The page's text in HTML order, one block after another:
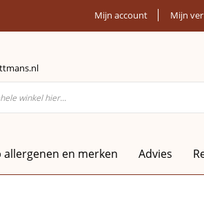
Mijn account Mijn
allergenen en merken Advies